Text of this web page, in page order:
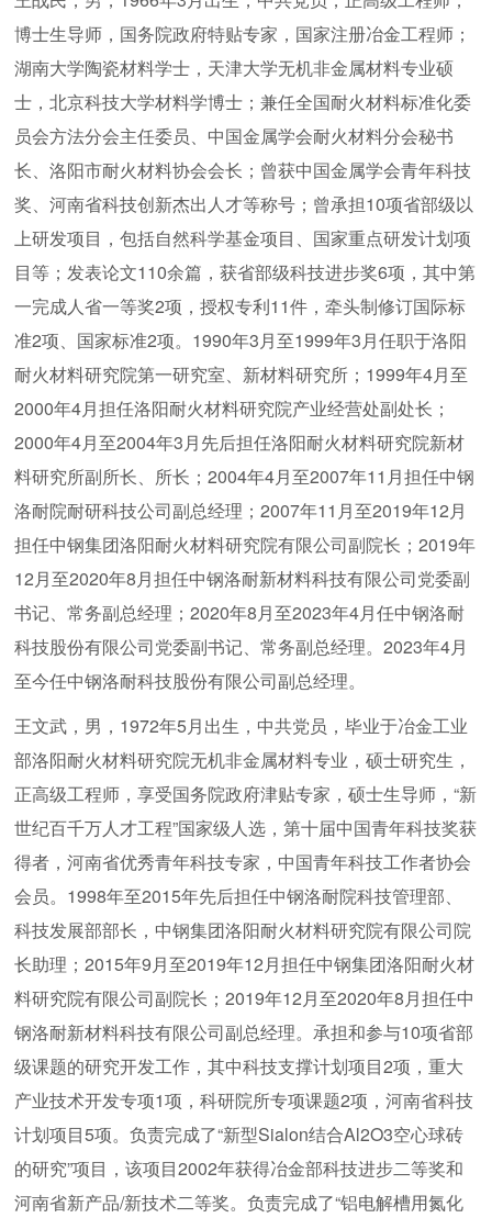
博士生导师，国务院政府特贴专家，国家注册冶金工程师；
湖南大学陶瓷材料学士，天津大学无机非金属材料专业硕
士，北京科技大学材料学博士；兼任全国耐火材料标准化委
员会方法分会主任委员、中国金属学会耐火材料分会秘书
长、洛阳市耐火材料协会会长；曾获中国金属学会青年科技
奖、河南省科技创新杰出人才等称号；曾承担10项省部级以
上研发项目，包括自然科学基金项目、国家重点研发计划项
目等；发表论文110余篇，获省部级科技进步奖6项，其中第
一完成人省一等奖2项，授权专利11件，牵头制修订国际标
准2项、国家标准2项。1990年3月至1999年3月任职于洛阳
耐火材料研究院第一研究室、新材料研究所；1999年4月至
2000年4月担任洛阳耐火材料研究院产业经营处副处长；
2000年4月至2004年3月先后担任洛阳耐火材料研究院新材
料研究所副所长、所长；2004年4月至2007年11月担任中钢
洛耐院耐研科技公司副总经理；2007年11月至2019年12月
担任中钢集团洛阳耐火材料研究院有限公司副院长；2019年
12月至2020年8月担任中钢洛耐新材料科技有限公司党委副
书记、常务副总经理；2020年8月至2023年4月任中钢洛耐
科技股份有限公司党委副书记、常务副总经理。2023年4月
至今任中钢洛耐科技股份有限公司副总经理。
王文武，男，1972年5月出生，中共党员，毕业于冶金工业
部洛阳耐火材料研究院无机非金属材料专业，硕士研究生，
正高级工程师，享受国务院政府津贴专家，硕士生导师，“新
世纪百千万人才工程”国家级人选，第十届中国青年科技奖获
得者，河南省优秀青年科技专家，中国青年科技工作者协会
会员。1998年至2015年先后担任中钢洛耐院科技管理部、
科技发展部部长，中钢集团洛阳耐火材料研究院有限公司院
长助理；2015年9月至2019年12月担任中钢集团洛阳耐火材
料研究院有限公司副院长；2019年12月至2020年8月担任中
钢洛耐新材料科技有限公司副总经理。承担和参与10项省部
级课题的研究开发工作，其中科技支撑计划项目2项，重大
产业技术开发专项1项，科研院所专项课题2项，河南省科技
计划项目5项。负责完成了“新型Sialon结合Al2O3空心球砖
的研究”项目，该项目2002年获得冶金部科技进步二等奖和
河南省新产品/新技术二等奖。负责完成了“铝电解槽用氮化